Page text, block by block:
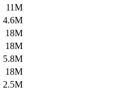
11M
4.6M
18M
18M
5.8M
18M
2.5M